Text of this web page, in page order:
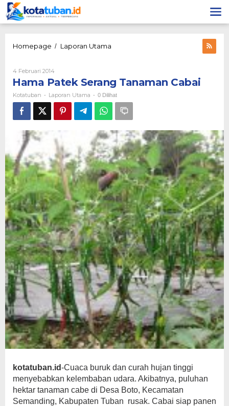
Lewati
ke
konten
Homepage / Laporan Utama
Cabai
4 Februari 2014Oleh
Kotatuban
Hama Patek Serang Tanaman Cabai
Kotatuban - Laporan Utama - 0 Dilihat
kotatuban.id-Cuaca buruk dan curah hujan tinggi
menyebabkan kelembaban udara. Akibatnya, puluhan
hektar tanaman cabe di Desa Boto, Kecamatan
Semanding, Kabupaten Tuban rusak. Cabai siap panen